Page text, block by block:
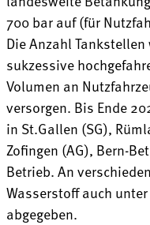
700 bar auf (für
Die Anzahl
sukzessive
Volumen an
versorgen. Bis Ende
in St.Gallen (SG),
Zofingen (AG), Bern-
Betrieb. An
Wasserstoff auch unter
abgegeben.